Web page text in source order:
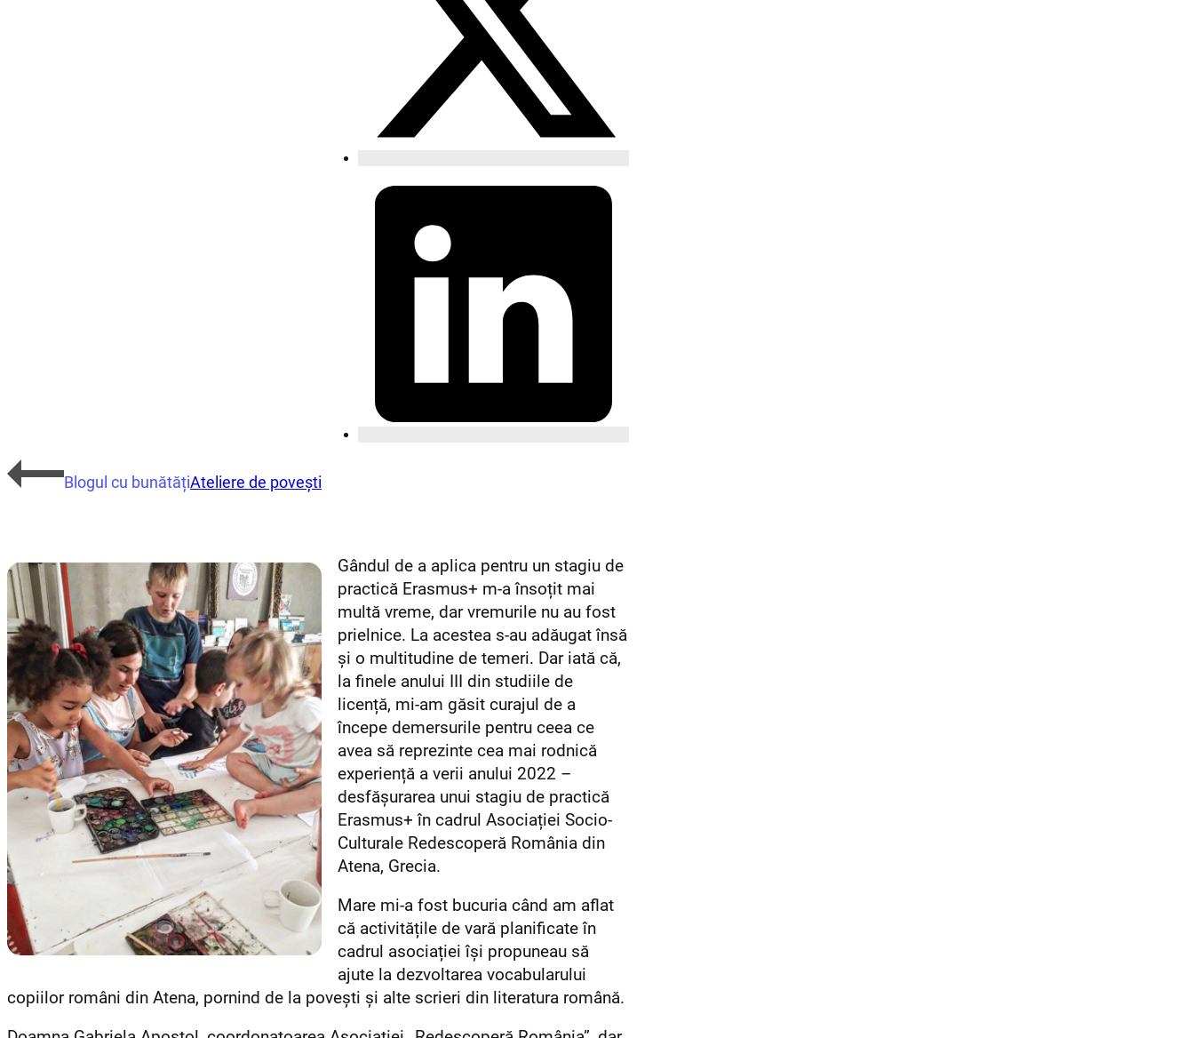
Blogul cu bunătățiAteliere de povești
Gândul de a aplica pentru un stagiu de
practică Erasmus+ m-a însoțit mai
multă vreme, dar vremurile nu au fost
prielnice. La acestea s-au adăugat însă
și o multitudine de temeri. Dar iată că,
la finele anului III din studiile de
licență, mi-am găsit curajul de a
începe demersurile pentru ceea ce
avea să reprezinte cea mai rodnică
experiență a verii anului 2022 –
desfășurarea unui stagiu de practică
Erasmus+ în cadrul Asociației Socio-
Culturale Redescoperă România din
Atena, Grecia.
Mare mi-a fost bucuria când am aflat
că activitățile de vară planificate în
cadrul asociației își propuneau să
ajute la dezvoltarea vocabularului
copiilor români din Atena, pornind de la povești și alte scrieri din literatura română.